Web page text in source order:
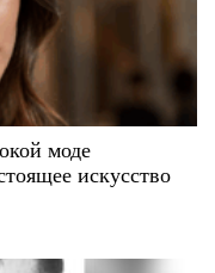
моде
искусство